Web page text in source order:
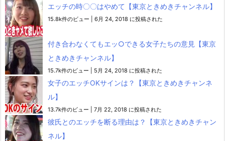
エッチの時〇〇はやめて【東京ときめきチャンネル】
15.8k件のビュー 6月 24, 2018 に投稿された
付き合わなくてもエッ○できる女子たちの意見【東京
ときめきチャンネル】
15.7k件のビュー 5月 24, 2018 に投稿された
女子のエッチOKサインは？【東京ときめきチャンネ
ル】
13.7k件のビュー 7月 22, 2018 に投稿された
彼氏とのエッチを断る理由は？【東京ときめきチャン
ネル】